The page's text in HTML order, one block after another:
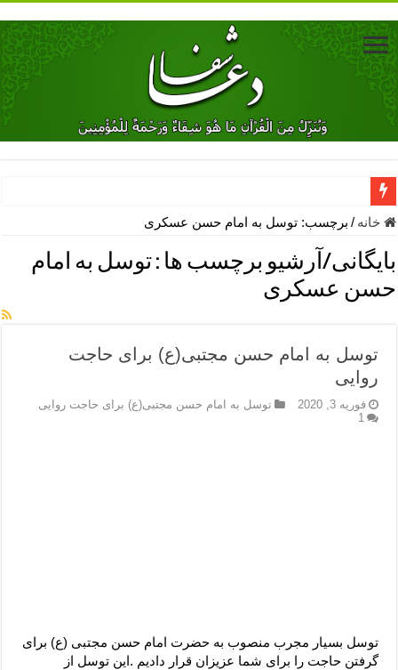
دعای جلب محبت فوری معشوق – دعای جلب محبت شوهر
دعای مشکل گشا برای رفع فقر – ذکرهای روزی‌ بخش
معجزات دعای یا من اظهر الجمیل – دعای یا من اظهر الجمیل برای
مهم ترین اذکار الهی و فضیلت آن ها – ذکر مخصوص مستجاب الدعوه
نماز حاجت برای کار گشایی- دعای رفع مشکلات و طلب حاجت
دعای رفع فقر و طلب رزق و روزی – آیه‌ جلب ثروت و برکت مال
خانه / برچسب:توسل به امام حسن عسکری
بایگانی/آرشیو برچسب ها :توسل به امام
حسن عسکری
توسل به امام حسن مجتبی(ع) برای حاجت
روایی
فوریه 3, 2020
توسل به امام حسن مجتبی(ع) برای حاجت روایی
1
توسل بسیار مجرب منصوب به حضرت امام حسن مجتبی (ع) برای
گرفتن حاجت را برای شما عزیزان قرار دادیم .این توسل از